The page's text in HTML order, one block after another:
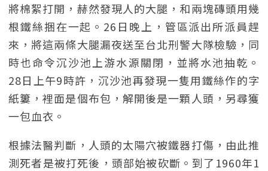
將棉絮打開，赫然發現人的大腿，和兩塊磚頭用幾
根鐵絲捆在一起。26日晚上，管區派出所派員趕
來，將這兩條大腿漏夜送至台北刑警大隊檢驗，同
時也命令沉沙池上游水源關閉，並將水池抽乾。
28日上午9時許，沉沙池再發現一隻用鐵絲作的字
紙簍，裡面是個布包，解開後是一顆人頭，另尋獲
一包血衣。
根據法醫判斷，人頭的太陽穴被鐵器打傷，由此推
測死者是被打死後，頭部始被砍斷。到了1960年1